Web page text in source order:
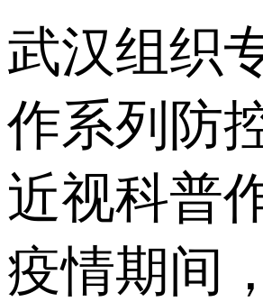
武汉组织
作系列防
近视科普
疫情期间